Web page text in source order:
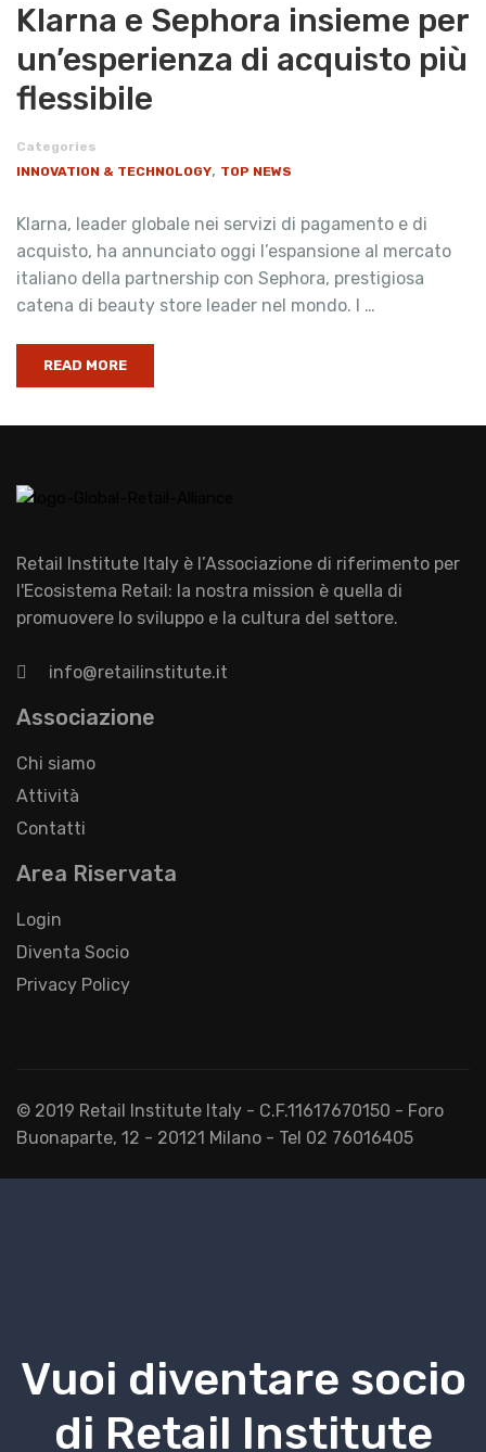
Klarna e Sephora insieme per
un’esperienza di acquisto più
flessibile
Categories
INNOVATION & TECHNOLOGY, TOP NEWS
Klarna, leader globale nei servizi di pagamento e di
acquisto, ha annunciato oggi l’espansione al mercato
italiano della partnership con Sephora, prestigiosa
catena di beauty store leader nel mondo. I …
READ MORE
Retail Institute Italy è l’Associazione di riferimento per
l'Ecosistema Retail: la nostra mission è quella di
promuovere lo sviluppo e la cultura del settore.
info@retailinstitute.it
Associazione
Chi siamo
Attività
Contatti
Area Riservata
Login
Diventa Socio
Privacy Policy
© 2019 Retail Institute Italy - C.F.11617670150 - Foro
Buonaparte, 12 - 20121 Milano - Tel 02 76016405
Vuoi diventare socio
di Retail Institute